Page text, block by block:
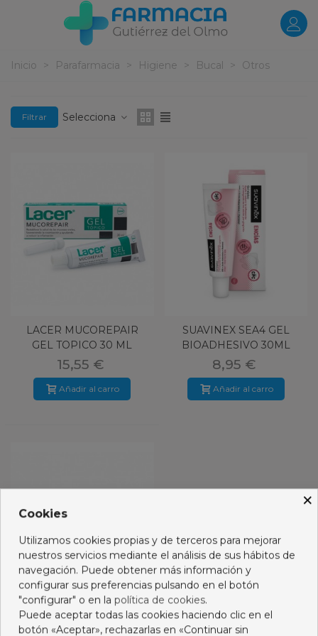
Inicio > Parafarmacia > Higiene > Bucal > Otros
Filtrar Selecciona
LACER MUCOREPAIR
GEL TOPICO 30 ML
15,55 €
Añadir al carro
SUAVINEX SEA4 GEL
BIOADHESIVO 30ML
8,95 €
Añadir al carro
STERADENT 3 X 90
×
Cookies
Utilizamos cookies propias y de terceros para mejorar
nuestros servicios mediante el análisis de sus hábitos de
navegación. Puede obtener más información y
configurar sus preferencias pulsando en el botón
"configurar" o en la política de cookies.
Puede aceptar todas las cookies haciendo clic en el
botón «Aceptar», rechazarlas en «Continuar sin